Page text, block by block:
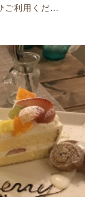
ご利用くだ…